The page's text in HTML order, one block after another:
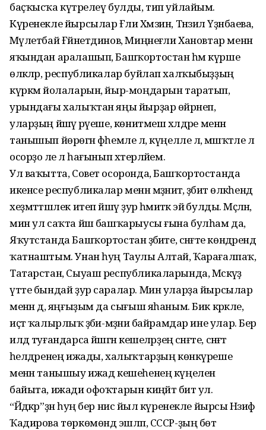
баҫҡысҡа күтәрелеү булды, тип уйлайым.
Күренекле йырсылар Ғәли Хәмзин, Тәнзилә Үҙәнбаева,
Мәүлетбай Ғәйнетдинов, Миңнеғәли Хановтар менән
яҡындан аралашып, Башҡортостан һәм күрше
өлкәләр, республикалар буйлап халҡыбыҙҙың
күркәм йолаларын, йыр-моңдарын таратып,
урындағы халыҡтан яңы йырҙар өйрәнеп,
уларҙың йәшәү рәүеше, көнитмеш хәлдәре менән
танышып йөрөгән фәһемле лә, күңелле лә, мәшәҡәтле лә
осорҙо әле лә һағынып хәтерләйем.
Ул ваҡытта, Совет осоронда, Башҡорт­останда
икенсе республикалар менән мәҙәниәт, әҙәбиәт өлкәһендә
хеҙмәттәшлек итеп йәшәү ҙур әһәмиәткә эйә булды. Мәҫәлән,
мин ул саҡта йәш башҡарыусы ғына булһам да,
Яҡутстанда Башҡортостан әҙәбиәте, сәнғәте көндәрендә
ҡатнаштым. Унан һуң Таулы Алтай, Ҡарағалпаҡ,
Татарстан, Сыуаш республикаларында, Мәскәүҙә
үтте бындай ҙур саралар. Мин уларҙа йырсылар
менән дә, яңғыҙым да сығыш яһаным. Бик кәрәкле,
иҫтә ҡалырлыҡ әҙәби-мәҙәни байрамдар ине улар. Бер
илдә туғандарса йәшәгән кешеләрҙең сәнғәте, сәнғәт
әһелдәренең ижады, халыҡтарҙың көнкүреше
менән танышыу ижад кешеһенең күңелен
байыта, ижади офоҡтарын киңәйтә бит ул.
“Йәдкәр”ҙән һуң бер нисә йыл күренекле йырсы Нәзифә
Ҡадирова төркөмөндә эшләп, СССР-ҙың бөтә